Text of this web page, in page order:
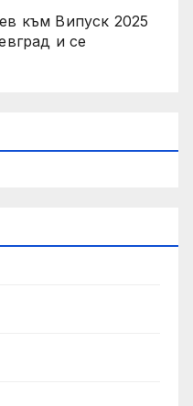
към Випуск 2025
и се